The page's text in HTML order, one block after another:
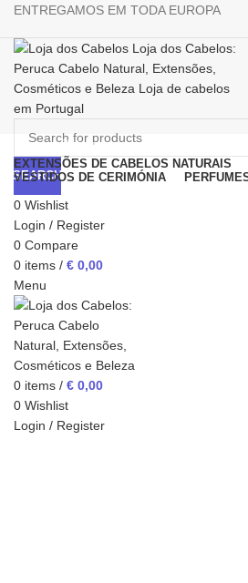
ENTREGAMOS EM TODA EUROPA
SEARCH
0 Wishlist
Login / Register
0 Compare
0 items / € 0,00
Menu
0 items / € 0,00
0 Wishlist
Login / Register
Browse Categories
EXTENSÕES DE CABELOS NATURAIS
VESTIDOS DE CERIMÓNIA